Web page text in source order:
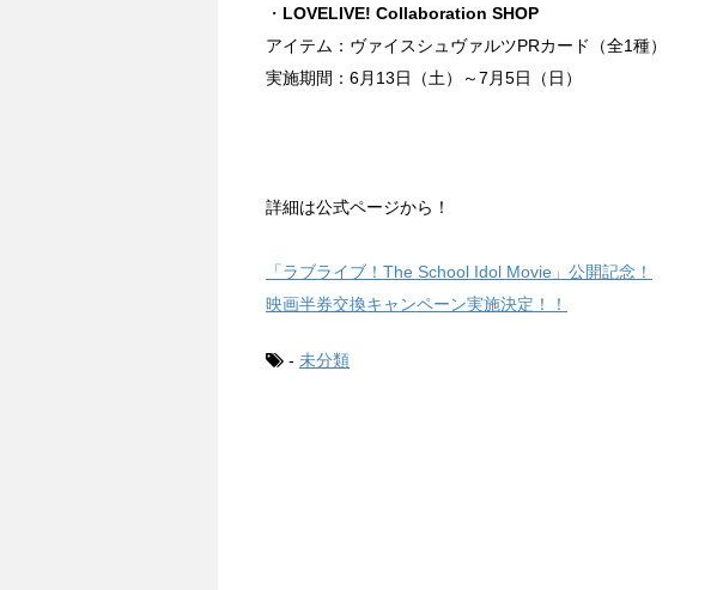
・ LOVELIVE! Collaboration SHOP
アイテム：ヴァイスシュヴァルツPRカード（全1種）
実施期間：6月13日（土）～7月5日（日）
詳細は公式ページから！
「ラブライブ！The School Idol Movie」公開記念！
映画半券交換キャンペーン実施決定！！
- 未分類